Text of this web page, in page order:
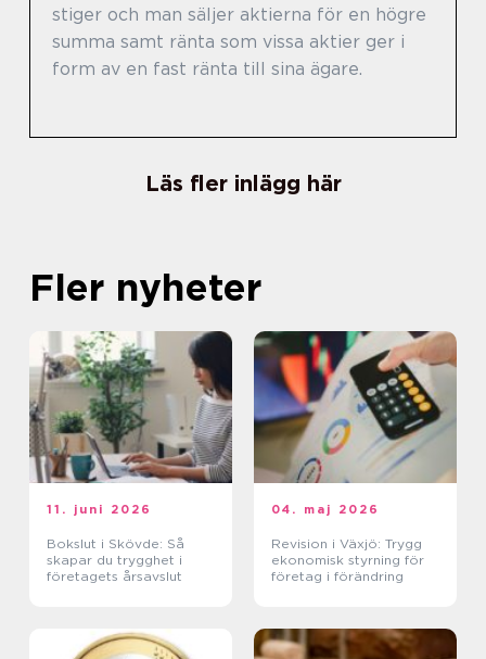
stiger och man säljer aktierna för en högre
summa samt ränta som vissa aktier ger i
form av en fast ränta till sina ägare.
Läs fler inlägg här
Fler nyheter
11. juni 2026
Bokslut i Skövde: Så
skapar du trygghet i
företagets årsavslut
04. maj 2026
Revision i Växjö: Trygg
ekonomisk styrning för
företag i förändring